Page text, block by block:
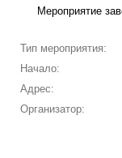
Мероприятие
Тип мероприятия:
Начало:
Адрес:
Организатор: